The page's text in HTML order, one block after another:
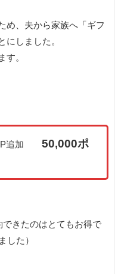
め、夫から家族へ「ギフ
にしました。
す。
追加 50,000ポ
できたのはとてもお得で
した）